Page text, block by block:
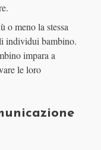
o meno la stessa
individui bambino.
impara a
le loro